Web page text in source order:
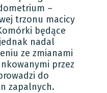
–
trzonu macicy
będące
nadal
ze zmianami
przez
do
zapalnych.